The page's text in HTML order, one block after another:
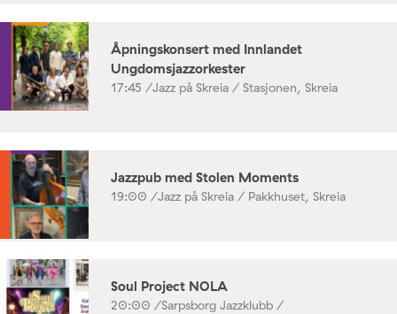
Åpningskonsert med Innlandet
Ungdomsjazzorkester
17:45 /Jazz på Skreia / Stasjonen, Skreia
Jazzpub med Stolen Moments
19:00 /Jazz på Skreia / Pakkhuset, Skreia
Soul Project NOLA
20:00 /Sarpsborg Jazzklubb /